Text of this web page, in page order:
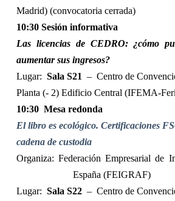
Madrid) (convocatoria cerrada)
10:30 Sesión informativa
Las licencias de CEDRO: ¿cómo
aumentar sus ingresos?
Lugar: Sala S21 – Centro de
Planta (- 2) Edificio Central (IFEMA-
10:30 Mesa redonda
El libro es ecológico. Certificaciones
cadena de custodia
Organiza: Federación Empresarial de
España (FEIGRAF)
Lugar: Sala S22 – Centro de